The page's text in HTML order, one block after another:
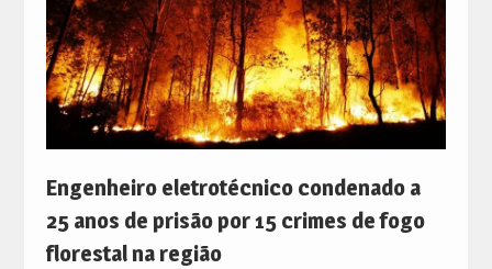
Engenheiro eletrotécnico condenado a
25 anos de prisão por 15 crimes de fogo
florestal na região